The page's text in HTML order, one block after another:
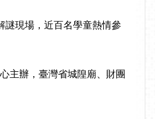
謎現場，近百名學童熱情參
主辦，臺灣省城隍廟、財團